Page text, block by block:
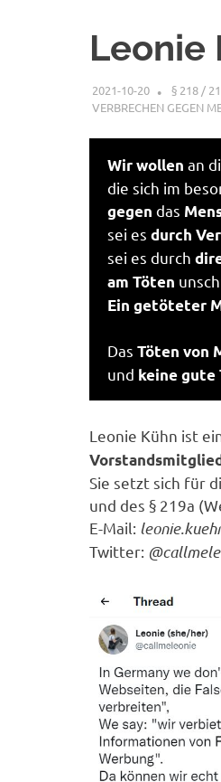
Leonie
2021-10-20 XX
§ 218 /
VERBRECHEN GEGEN
Wir wollen an
die sich im
gegen das
sei esdurch
sei es durch
am Töten
Ein getöteter
DasTöten von
und keine gute
Leonie Kühn ist
Sie setzt sich für
und des § 219a
E-Mail:
Twitter: